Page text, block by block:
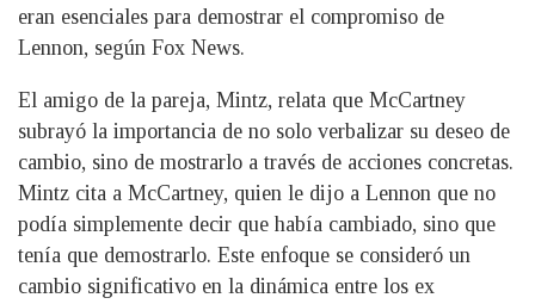
eran esenciales para demostrar el compromiso de
Lennon, según Fox News.
El amigo de la pareja, Mintz, relata que McCartney
subrayó la importancia de no solo verbalizar su deseo de
cambio, sino de mostrarlo a través de acciones concretas.
Mintz cita a McCartney, quien le dijo a Lennon que no
podía simplemente decir que había cambiado, sino que
tenía que demostrarlo. Este enfoque se consideró un
cambio significativo en la dinámica entre los ex